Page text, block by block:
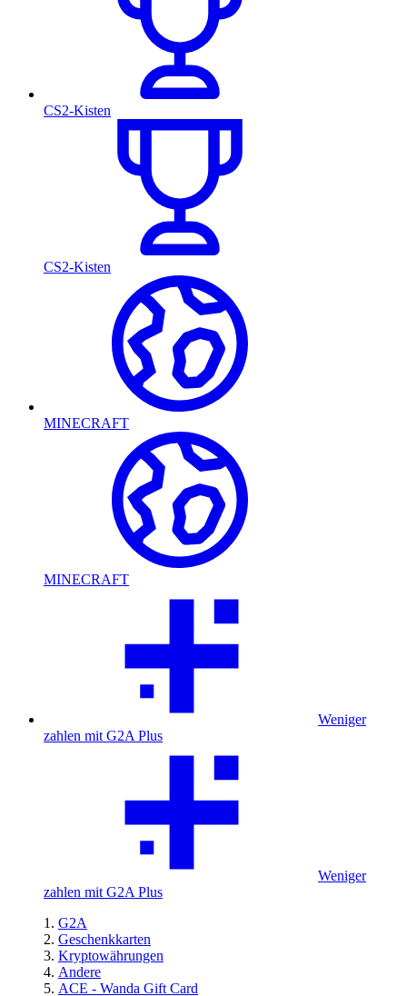
CS2-Kisten
CS2-Kisten
MINECRAFT
MINECRAFT
Weniger
zahlen mit G2A Plus
Weniger
zahlen mit G2A Plus
G2A
Geschenkkarten
Kryptowährungen
Andere
ACE - Wanda Gift Card